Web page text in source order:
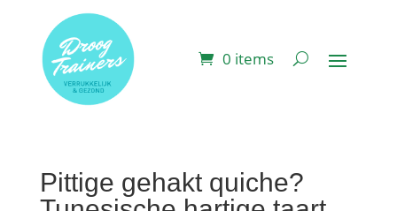
0 items
Pittige gehakt quiche?